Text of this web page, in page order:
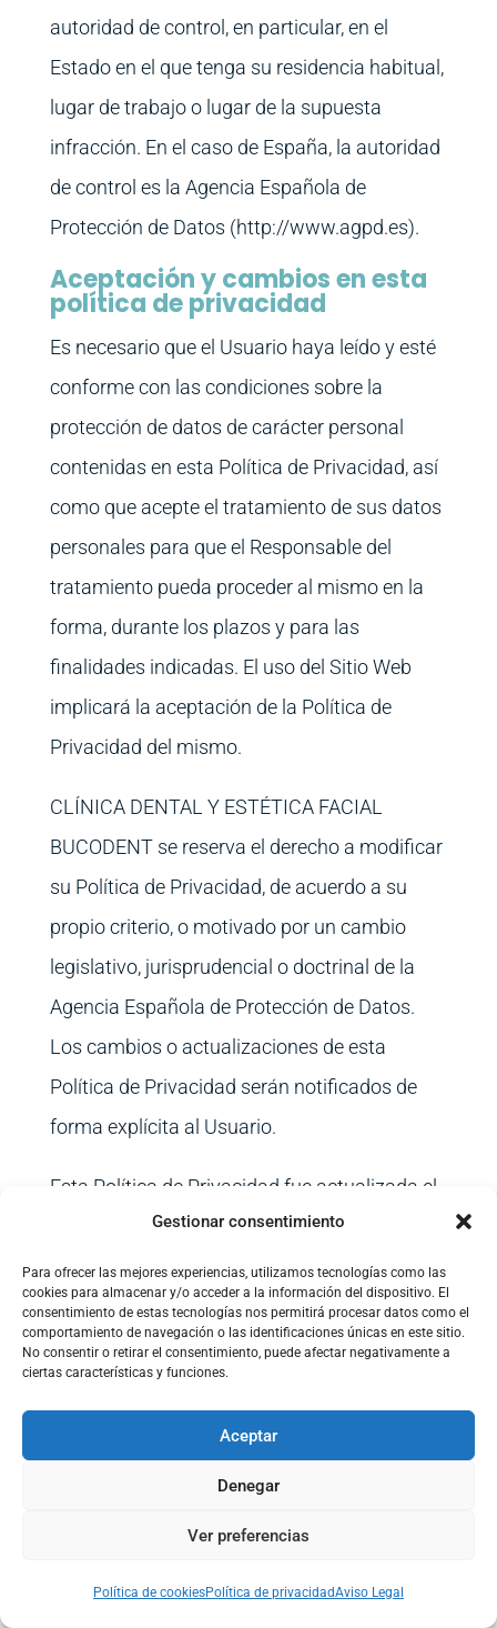
Gestionar consentimiento
Para ofrecer las mejores experiencias, utilizamos tecnologías como las
cookies para almacenar y/o acceder a la información del dispositivo. El
consentimiento de estas tecnologías nos permitirá procesar datos como el
comportamiento de navegación o las identificaciones únicas en este sitio.
No consentir o retirar el consentimiento, puede afectar negativamente a
ciertas características y funciones.
Aceptar
Denegar
Ver preferencias
Política de cookiesPolítica de privacidadAviso Legal
autoridad de control, en particular, en el
Estado en el que tenga su residencia habitual,
lugar de trabajo o lugar de la supuesta
infracción. En el caso de España, la autoridad
de control es la Agencia Española de
Protección de Datos (http://www.agpd.es).
Aceptación y cambios en esta
política de privacidad
Es necesario que el Usuario haya leído y esté
conforme con las condiciones sobre la
protección de datos de carácter personal
contenidas en esta Política de Privacidad, así
como que acepte el tratamiento de sus datos
personales para que el Responsable del
tratamiento pueda proceder al mismo en la
forma, durante los plazos y para las
finalidades indicadas. El uso del Sitio Web
implicará la aceptación de la Política de
Privacidad del mismo.
CLÍNICA DENTAL Y ESTÉTICA FACIAL
BUCODENT se reserva el derecho a modificar
su Política de Privacidad, de acuerdo a su
propio criterio, o motivado por un cambio
legislativo, jurisprudencial o doctrinal de la
Agencia Española de Protección de Datos.
Los cambios o actualizaciones de esta
Política de Privacidad serán notificados de
forma explícita al Usuario.
Esta Política de Privacidad fue actualizada el
día 6 de febrero 2020 para adaptarse al
Reglamento (UE) 2016/679 del Parlamento
Europeo y del Consejo, de 27 de abril de 2016,
relativo a la protección de las personas
físicas en lo que respecta al tratamiento de
datos personales y a la libre circulación de
estos datos (RGPD) y a la Ley Orgánica
Datos Personales y garantía de los derechos
digitales (LOPD)